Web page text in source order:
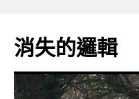
主
要
消失的邏輯